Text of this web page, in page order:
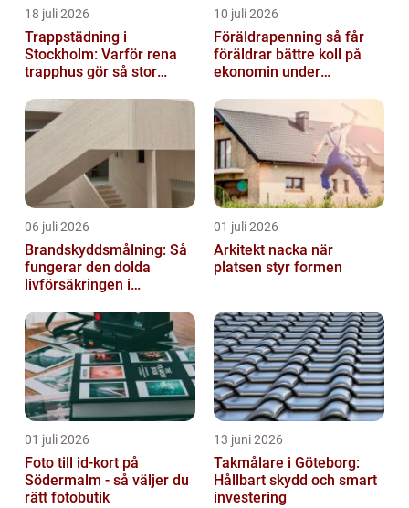
18 juli 2026
Trappstädning i
Stockholm: Varför rena
trapphus gör så stor
10 juli 2026
Föräldrapenning så får
föräldrar bättre koll på
ekonomin under
06 juli 2026
Brandskyddsmålning: Så
fungerar den dolda
livförsäkringen i
01 juli 2026
Arkitekt nacka när
platsen styr formen
01 juli 2026
Foto till id-kort på
Södermalm - så väljer du
rätt fotobutik
13 juni 2026
Takmålare i Göteborg:
Hållbart skydd och smart
investering